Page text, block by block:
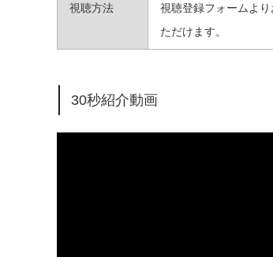
視聴方法
視聴登録フォームよ
ただけます。
30秒紹介動画